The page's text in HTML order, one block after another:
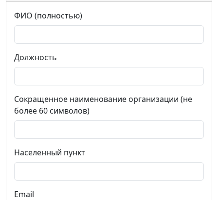
ФИО (полностью)
Должность
Сокращенное наименование организации (не
более 60 символов)
Населенный пункт
Email